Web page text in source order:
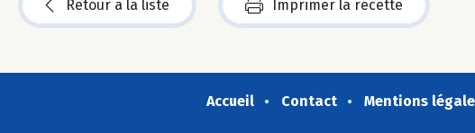
Retour à la liste Imprimer la recette
Accueil Contact Mentions